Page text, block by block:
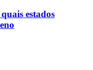
estados